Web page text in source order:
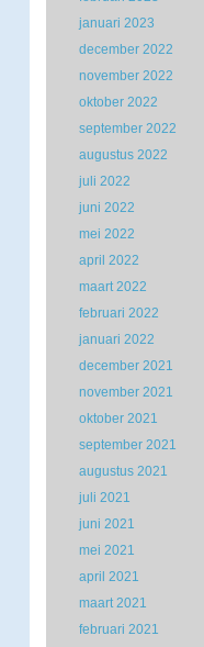
januari 2023
december 2022
november 2022
oktober 2022
september 2022
augustus 2022
juli 2022
juni 2022
mei 2022
april 2022
maart 2022
februari 2022
januari 2022
december 2021
november 2021
oktober 2021
september 2021
augustus 2021
juli 2021
juni 2021
mei 2021
april 2021
maart 2021
februari 2021